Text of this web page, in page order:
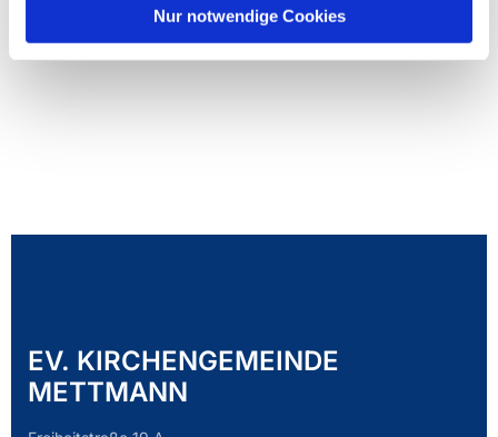
Nur notwendige Cookies
EV. KIRCHENGEMEINDE
METTMANN